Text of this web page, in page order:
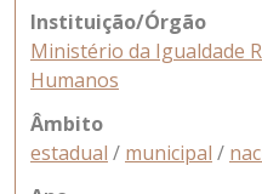
Instituição/Órgão
Ministério da Igualdade
Humanos
Âmbito
estadual / municipal /